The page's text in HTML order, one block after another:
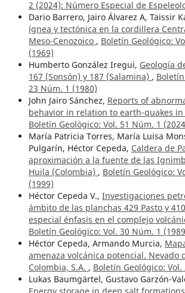
2 (2024): Número Especial de
Dario Barrero, Jairo Álvarez A, Taissir
ígnea y tectónica en la cordillera
Meso-Cenozoico , Boletín Geológico:
(1969)
Humberto González Iregui, Geología
167 (Sonsón) y 187 (Salamina) ,
23 Núm. 1 (1980)
John Jairo Sánchez, Reports of
behavior in relation to earth-quakes in
Boletín Geológico: Vol. 51 Núm. 1
María Patricia Torres, María Luisa
Pulgarín, Héctor Cepeda, Caldera de
aproximación a la fuente de las
Huila (Colombia) , Boletín Geológico:
(1999)
Héctor Cepeda V., Investigaciones
ámbito de las planchas 429 Pasto y
especial énfasis en el complejo
Boletín Geológico: Vol. 30 Núm. 1
Héctor Cepeda, Armando Murcia,
amenaza volcánica potencial. Nevado
Colombia, S.A. , Boletín Geológico:
Lukas Baumgärtel, Gustavo Garzón-